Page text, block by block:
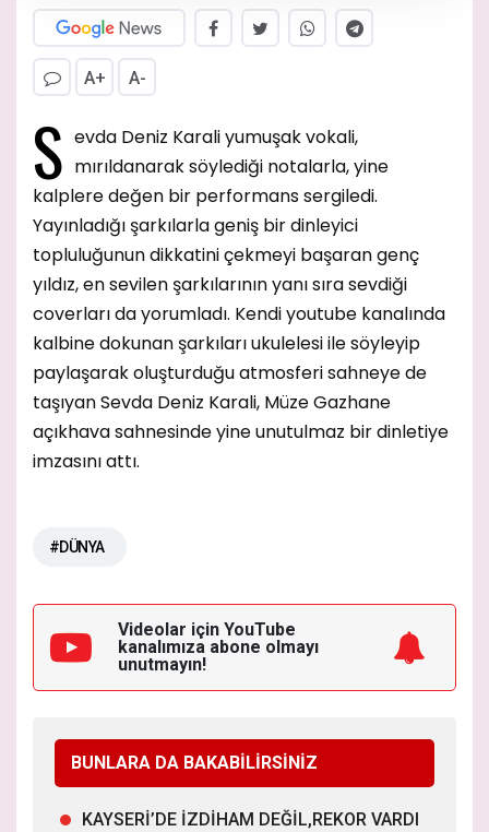
A+ A-
S evda Deniz Karali yumuşak vokali,
mırıldanarak söylediği notalarla, yine
kalplere değen bir performans sergiledi.
Yayınladığı şarkılarla geniş bir dinleyici
topluluğunun dikkatini çekmeyi başaran genç
yıldız, en sevilen şarkılarının yanı sıra sevdiği
coverları da yorumladı. Kendi youtube kanalında
kalbine dokunan şarkıları ukulelesi ile söyleyip
paylaşarak oluşturduğu atmosferi sahneye de
taşıyan Sevda Deniz Karali, Müze Gazhane
açıkhava sahnesinde yine unutulmaz bir dinletiye
imzasını attı.
#DÜNYA
Videolar için YouTube
kanalımıza abone olmayı
unutmayın!
BUNLARA DA BAKABİLİRSİNİZ
KAYSERİ’DE İZDİHAM DEĞİL,REKOR VARDI